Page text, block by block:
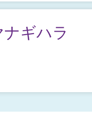
ギハラ